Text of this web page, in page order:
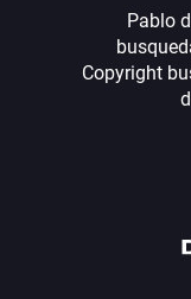
Pablo
Copyright